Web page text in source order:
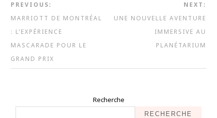
PREVIOUS:
MARRIOTT DE MONTRÉAL
: L’EXPÉRIENCE
MASCARADE POUR LE
GRAND PRIX
NEXT:
UNE NOUVELLE AVENTURE
IMMERSIVE AU
PLANÉTARIUM
Recherche
RECHERCHE